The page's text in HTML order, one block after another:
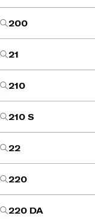
200
21
210
210 S
22
220
220 DA